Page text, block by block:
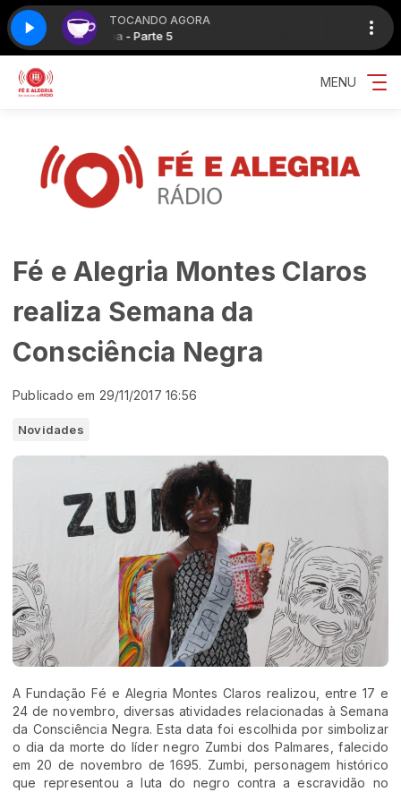
TOCANDO AGORA
Cafeína - Parte 5 Cafeína - Parte 5
MENU
Fé e Alegria Montes Claros
realiza Semana da
Consciência Negra
Publicado em 29/11/2017 16:56
Novidades
A Fundação Fé e Alegria Montes Claros realizou, entre 17 e
24 de novembro, diversas atividades relacionadas à Semana
da Consciência Negra. Esta data foi escolhida por simbolizar
o dia da morte do líder negro Zumbi dos Palmares, falecido
em 20 de novembro de 1695. Zumbi, personagem histórico
que representou a luta do negro contra a escravidão no